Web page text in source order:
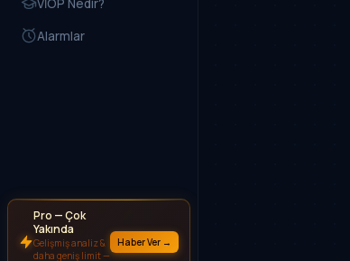
VİOP Nedir?
Alarmlar
Pro — Çok
Yakında
Gelişmiş analiz &
daha geniş limit —
Haber Ver →